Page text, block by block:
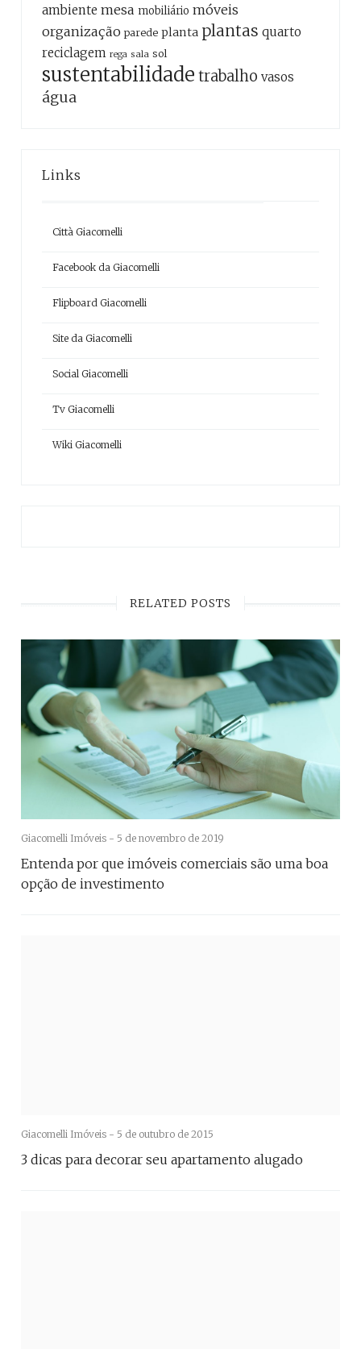
ambiente mesa mobiliário móveis
organização parede planta plantas quarto
reciclagem rega sala sol
sustentabilidade trabalho vasos
água
Links
Città Giacomelli
Facebook da Giacomelli
Flipboard Giacomelli
Site da Giacomelli
Social Giacomelli
Tv Giacomelli
Wiki Giacomelli
RELATED POSTS
Giacomelli Imóveis - 5 de novembro de 2019
Entenda por que imóveis comerciais são uma boa
opção de investimento
Giacomelli Imóveis - 5 de outubro de 2015
3 dicas para decorar seu apartamento alugado